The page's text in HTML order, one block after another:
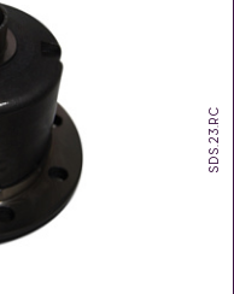
SDS.23.RC